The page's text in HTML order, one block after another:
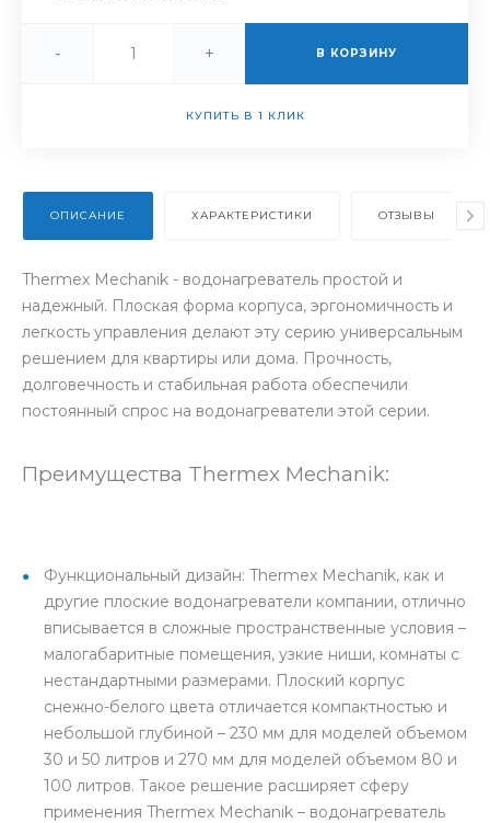
- + В КОРЗИНУ
КУПИТЬ В 1 КЛИК
ОПИСАНИЕ ХАРАКТЕРИСТИКИ ОТЗЫВЫ
Thermex Mechanik - водонагреватель простой и
надежный. Плоская форма корпуса, эргономичность и
легкость управления делают эту серию универсальным
решением для квартиры или дома. Прочность,
долговечность и стабильная работа обеспечили
постоянный спрос на водонагреватели этой серии.
Преимущества Thermex Mechanik:
Функциональный дизайн: Thermex Mechanik, как и
другие плоские водонагреватели компании, отлично
вписывается в сложные пространственные условия –
малогабаритные помещения, узкие ниши, комнаты с
нестандартными размерами. Плоский корпус
снежно-белого цвета отличается компактностью и
небольшой глубиной – 230 мм для моделей объемом
30 и 50 литров и 270 мм для моделей объемом 80 и
100 литров. Такое решение расширяет сферу
применения Thermex Mechanik – водонагреватель